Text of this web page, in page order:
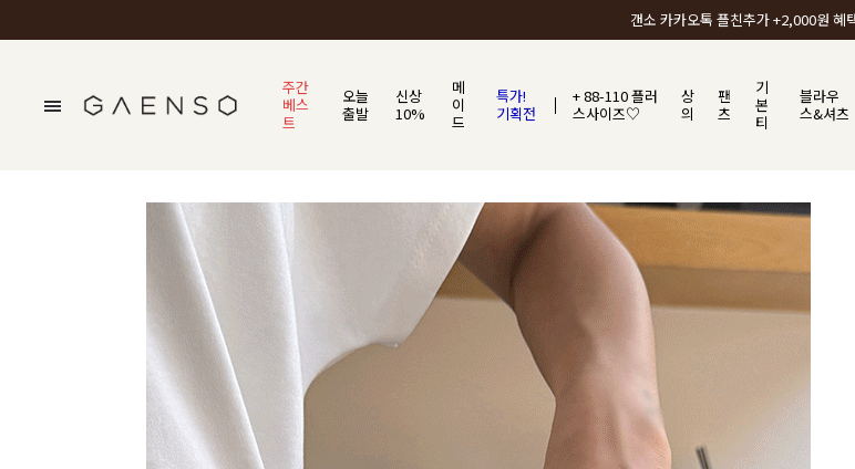
갠소에서 가장 많이 사랑받는 BEST
주간
베스
트
오늘
출발
신상
10%
메
이
드
특가!
기획전
+ 88-110 플러
스사이즈♡
상
의
팬
츠
기
본
티
블라우
스&셔츠